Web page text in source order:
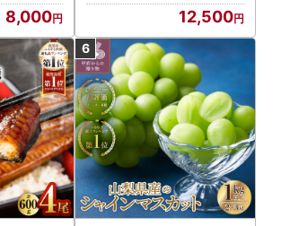
8,000 12,500